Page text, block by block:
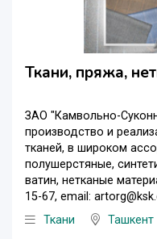
Ткани, пряжа,
ЗАО "Камвольно-
производство и
тканей, в широком
полушерстяные,
ватин, нетканые
15-67, email:
Ткани
Ташкент